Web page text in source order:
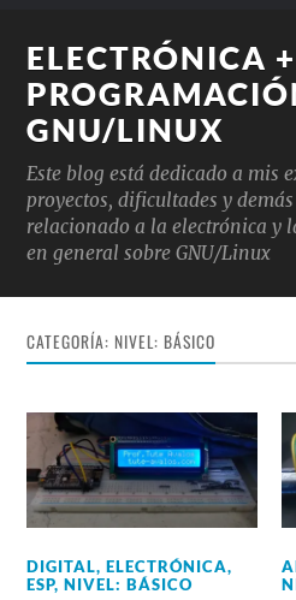
ELECTRÓNICA +
GNU/LINUX
Este blog está dedicado a mis
proyectos, dificultades y
relacionado a la electrónica y
en general sobre GNU/Linux
CATEGORÍA: NIVEL: BÁSICO
DIGITAL,ELECTRÓNICA,
ESP,NIVEL: BÁSICO